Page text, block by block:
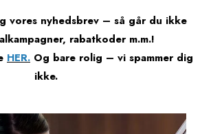
vores nyhedsbrev – så går du ikke
rabatkoder m.m.!
HER. Og bare rolig – vi spammer dig
ikke.